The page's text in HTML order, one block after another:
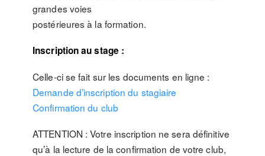
grandes voies
postérieures à la formation.
Inscription au stage :
Celle-ci se fait sur les documents en ligne :
Demande d’inscription du stagiaire
Confirmation du club
ATTENTION : Votre inscription ne sera définitive
qu’à la lecture de la confirmation de votre club,